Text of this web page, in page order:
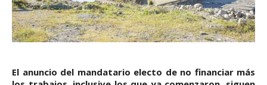
El anuncio del mandatario electo de no financiar más